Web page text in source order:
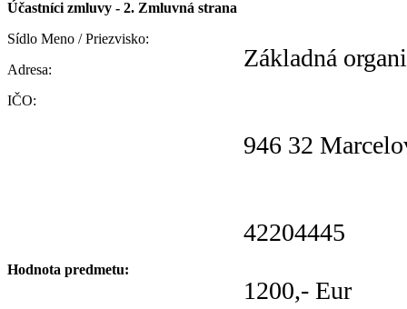
Účastníci zmluvy - 2. Zmluvná strana
Sídlo Meno / Priezvisko:
Adresa:
IČO:
Základná
946 32
42204445
Hodnota predmetu:
1200,- Eur